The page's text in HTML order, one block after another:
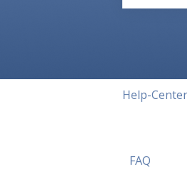
Help-Center
FAQ